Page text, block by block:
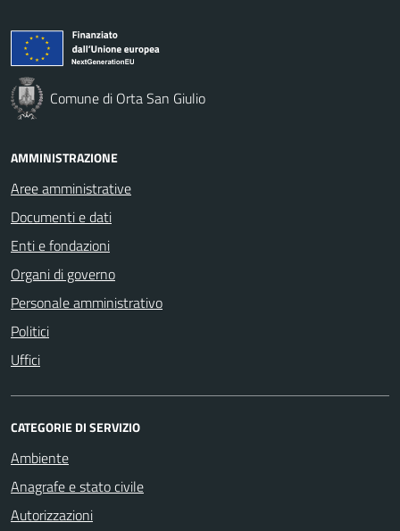
Comune di Orta San Giulio
AMMINISTRAZIONE
Aree amministrative
Documenti e dati
Enti e fondazioni
Organi di governo
Personale amministrativo
Politici
Uffici
CATEGORIE DI SERVIZIO
Ambiente
Anagrafe e stato civile
Autorizzazioni